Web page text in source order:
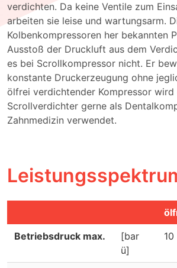
verdichten. Da keine Ventile zum
arbeiten sie leise und wartungsarm.
Kolbenkompressoren her bekannten
Ausstoß der Druckluft aus dem
es bei Scrollkompressor nicht. Er
konstante Druckerzeugung ohne
ölfrei verdichtender Kompressor wird
Scrollverdichter gerne als
Zahnmedizin verwendet.
Betriebsdruck max.
[bar
ü]
10